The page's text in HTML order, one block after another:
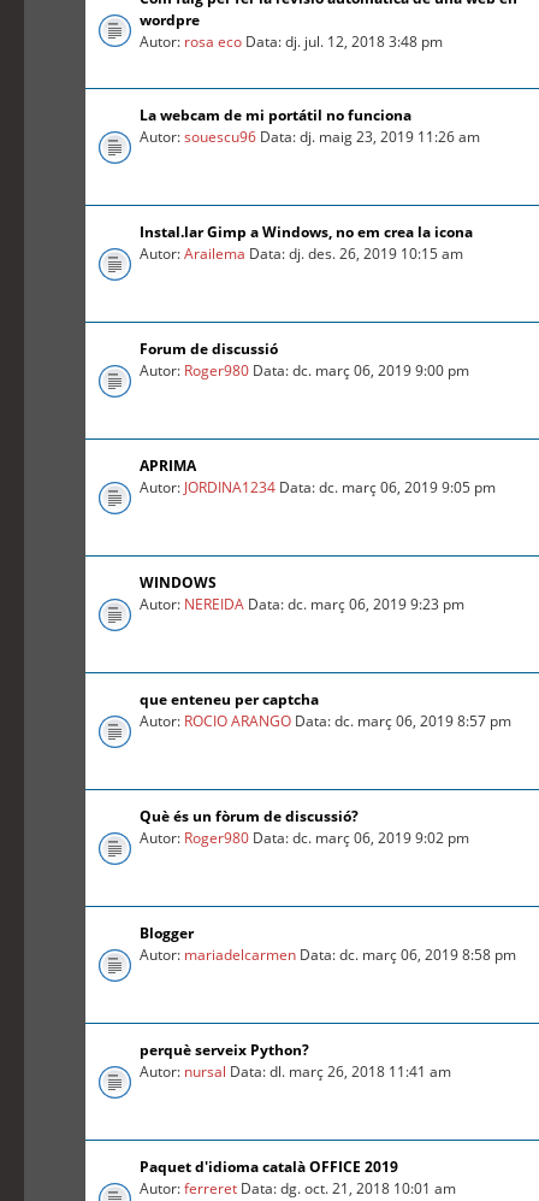
wordpre
Autor: rosa eco Data: dj. jul. 12, 2018 3:48 pm
La webcam de mi portátil no funciona
Autor:souescu96 Data: dj. maig 23, 2019 11:26 am
Instal.lar Gimp a Windows, no em crea la icona
Autor:Arailema Data: dj. des. 26, 2019 10:15 am
Forum de discussió
Autor: Roger980 Data: dc. març 06, 2019 9:00 pm
APRIMA
Autor: JORDINA1234 Data: dc. març 06, 2019 9:05 pm
WINDOWS
Autor: NEREIDA Data: dc. març 06, 2019 9:23 pm
que enteneu per captcha
Autor: ROCIO ARANGO Data: dc. març 06, 2019 8:57 pm
Què és un fòrum de discussió?
Autor: Roger980 Data: dc. març 06, 2019 9:02 pm
Blogger
Autor: mariadelcarmen Data: dc. març 06, 2019 8:58 pm
perquè serveix Python?
Autor: nursal Data: dl. març 26, 2018 11:41 am
Paquet d'idioma català OFFICE 2019
Autor:ferreret Data: dg. oct. 21, 2018 10:01 am